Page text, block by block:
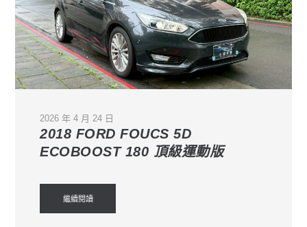
2026 年 4 月 24 日
2018 FORD FOUCS 5D
ECOBOOST 180 頂級運動版
繼續閱讀